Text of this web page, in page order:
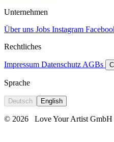
Unternehmen
Über uns Jobs Instagram
Rechtliches
Impressum Datenschutz AGBs
Sprache
Deutsch English
© 2026 Love Your Artist GmbH